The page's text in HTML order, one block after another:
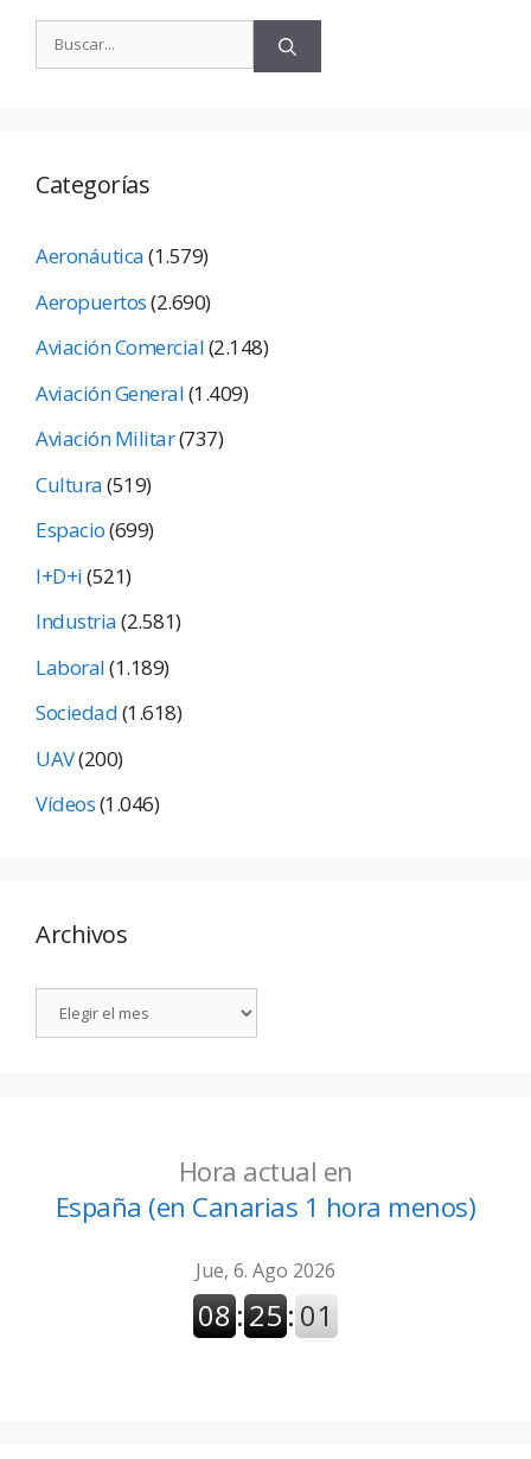
Categorías
Aeronáutica(1.579)
Aeropuertos(2.690)
Aviación Comercial(2.148)
Aviación General(1.409)
Aviación Militar(737)
Cultura(519)
Espacio(699)
I+D+i(521)
Industria(2.581)
Laboral(1.189)
Sociedad(1.618)
UAV(200)
Vídeos(1.046)
Archivos
Hora actual en
España (en Canarias 1 hora menos)